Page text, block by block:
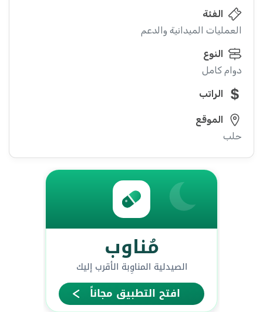
الفئة
العمليات الميدانية والدعم
النوع
دوام كامل
الراتب
الموقع
حلب